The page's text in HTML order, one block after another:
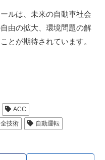
ルは、未来の自動車社会
由の拡大、環境問題の解
とが期待されています。
ACC
技術
自動運転